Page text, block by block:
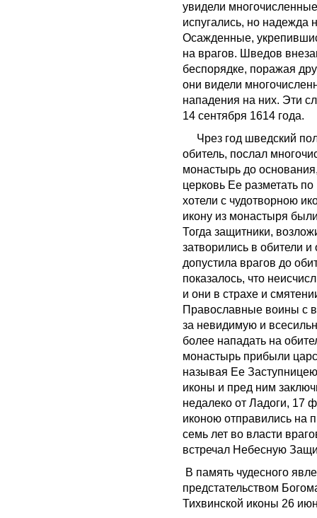
увидели
испугались, но надежда
Осажденные,
на врагов. Шведов
беспорядке, поражая
они видели
нападения на них. Эти
14 сентября 1614 года.
Чрез год шведский
обитель, послал
монастырь до
церковь Ее разметать
хотели с чудотворною
икону из монастыря
Тогда защитники,
затворились в обители
допустила врагов до
показалось, что
и они в страхе и
Православные воины с
за невидимую и
более нападать на
монастырь прибыли
называя Ее
иконы и пред ним
недалеко от Ладоги, 17
иконою отправились на
семь лет во власти
встречал Небесную
В память чудесного
предстательством
Тихвинской иконы 26